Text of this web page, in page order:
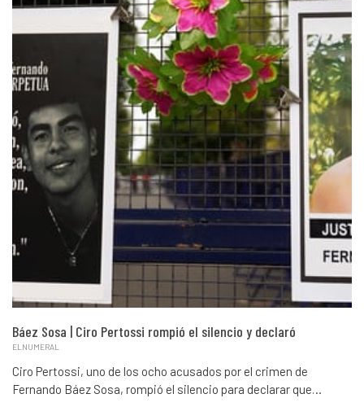
Báez Sosa | Ciro Pertossi rompió el silencio y declaró
ELNUMERAL
Ciro Pertossi, uno de los ocho acusados por el crimen de
Fernando Báez Sosa, rompió el silencio para declarar que…